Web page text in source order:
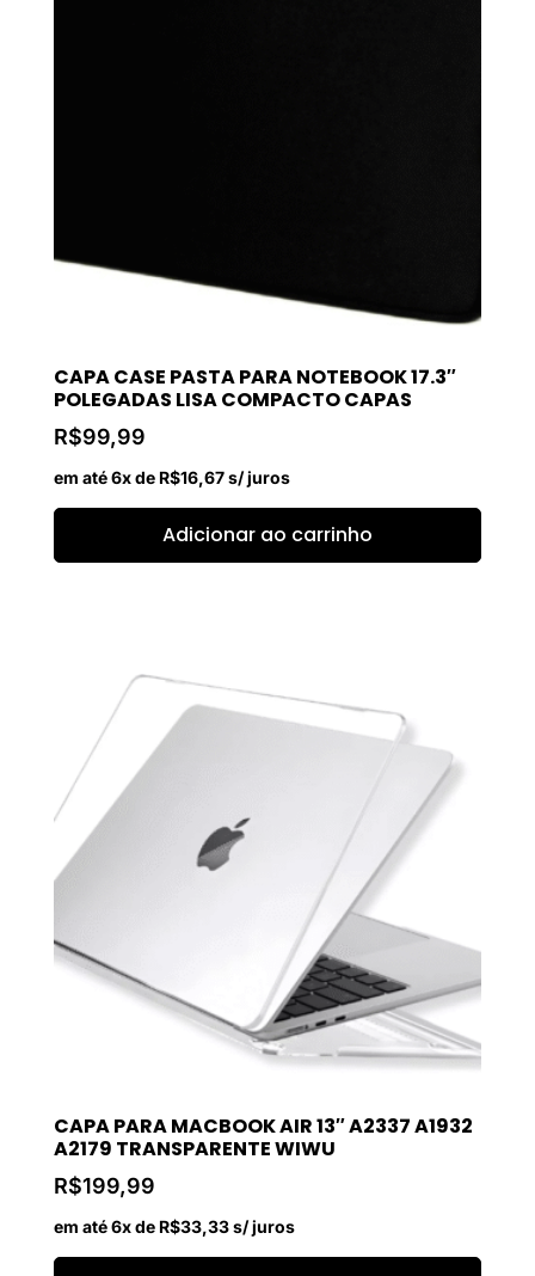
CAPA CASE PASTA PARA NOTEBOOK 17.3″
POLEGADAS LISA COMPACTO CAPAS
R$99,99
em até 6x de R$16,67s/ juros
Adicionar ao carrinho
CAPA PARA MACBOOK AIR 13″ A2337 A1932
A2179 TRANSPARENTE WIWU
R$199,99
em até 6x de R$33,33s/ juros